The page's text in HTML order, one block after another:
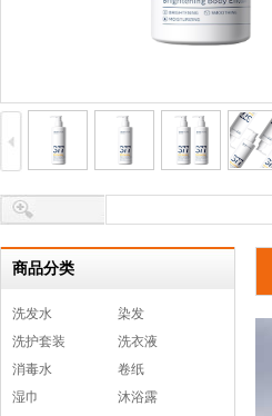
商品分类
洗发水
染发
洗护套装
洗衣液
消毒水
卷纸
湿巾
沐浴露